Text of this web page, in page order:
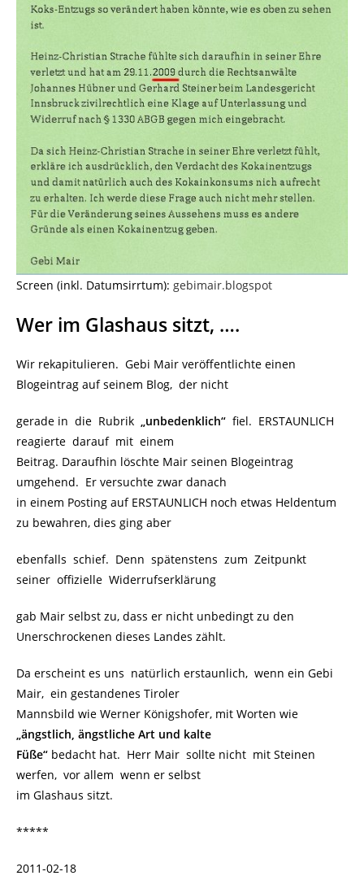
Screen (inkl. Datumsirrtum): gebimair.blogspot
Wer im Glashaus sitzt, ….
Wir rekapitulieren. Gebi Mair veröffentlichte einen
Blogeintrag auf seinem Blog, der nicht
gerade in die Rubrik „unbedenklich“ fiel. ERSTAUNLICH
reagierte darauf mit einem
Beitrag. Daraufhin löschte Mair seinen Blogeintrag
umgehend. Er versuchte zwar danach
in einem Posting auf ERSTAUNLICH noch etwas Heldentum
zu bewahren, dies ging aber
ebenfalls schief. Denn spätenstens zum Zeitpunkt
seiner offizielle Widerrufserklärung
gab Mair selbst zu, dass er nicht unbedingt zu den
Unerschrockenen dieses Landes zählt.
Da erscheint es uns natürlich erstaunlich, wenn ein Gebi
Mair, ein gestandenes Tiroler
Mannsbild wie Werner Königshofer, mit Worten wie
„ängstlich, ängstliche Art und kalte
Füße“ bedacht hat. Herr Mair sollte nicht mit Steinen
werfen, vor allem wenn er selbst
im Glashaus sitzt.
*****
2011-02-18